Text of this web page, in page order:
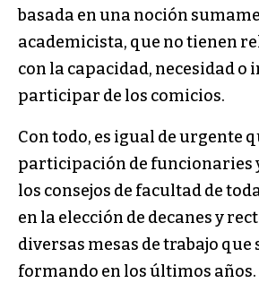
basada en una noción
academicista, que no tienen
con la capacidad, necesidad o
participar de los comicios.
Con todo, es igual de urgente
participación de funcionaries
los consejos de facultad de
en la elección de decanes y
diversas mesas de trabajo que
formando en los últimos años.